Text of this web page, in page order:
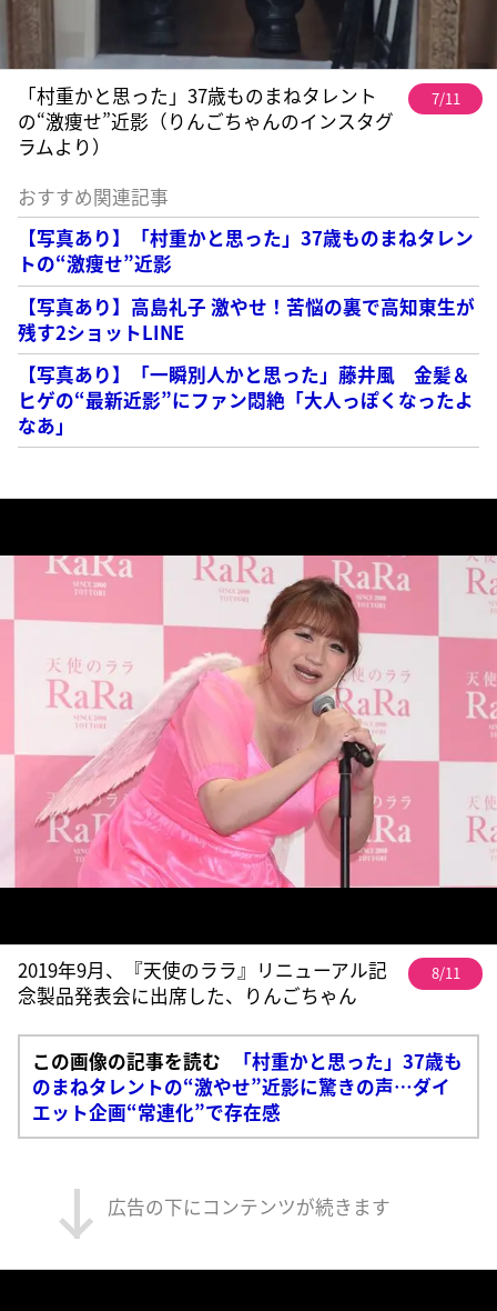
「村重かと思った」37歳ものまねタレント
の“激痩せ”近影（りんごちゃんのインスタグ
ラムより）
7/11
おすすめ関連記事
【写真あり】「村重かと思った」37歳ものまねタレン
トの“激痩せ”近影
【写真あり】高島礼子 激やせ！苦悩の裏で高知東生が
残す2ショットLINE
【写真あり】「一瞬別人かと思った」藤井風 金髪＆
ヒゲの“最新近影”にファン悶絶「大人っぽくなったよ
なあ」
2019年9月、『天使のララ』リニューアル記
念製品発表会に出席した、りんごちゃん
8/11
この画像の記事を読む
「村重かと思った」37歳も
のまねタレントの“激やせ”近影に驚きの声…ダイ
エット企画“常連化”で存在感
広告の下にコンテンツが続きます